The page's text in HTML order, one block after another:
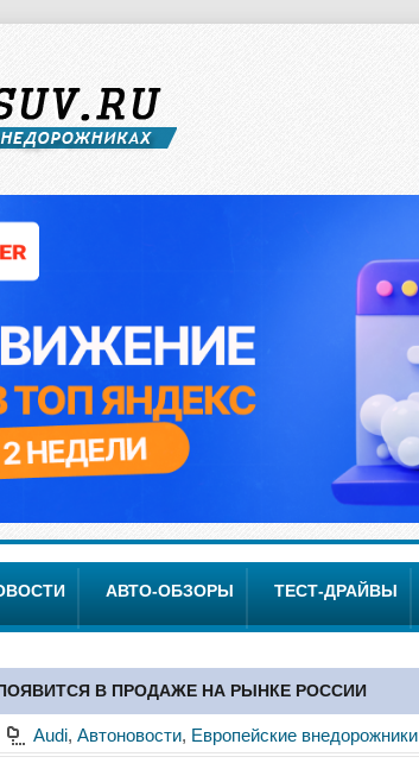
АВТО-ОБЗОРЫ ТЕСТ-ДРАЙВЫ
В ПРОДАЖЕ НА РЫНКЕ РОССИИ
Audi, Автоновости, Европейские внедорожники